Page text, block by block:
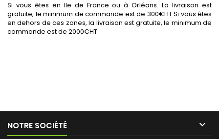
Si vous êtes en Ile de France ou à Orléans. La livraison est
gratuite, le minimum de commande est de 300€HT Si vous êtes
en dehors de ces zones, la livraison est gratuite, le minimum de
commande est de 2000€HT.
NOTRE SOCIÉTÉ 